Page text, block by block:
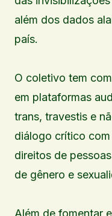
além dos dados
país.
O coletivo tem
em plataformas
trans, travestis e
diálogo crítico
direitos de
de gênero e